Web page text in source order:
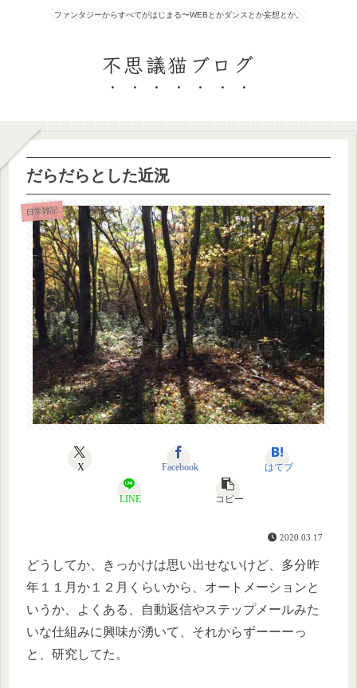
ファンタジーからすべてがはじまる〜WEBとかダンスとか妄想とか。
不思議猫ブログ
だらだらとした近況
日常雑記
X Facebook はてブ
LINE コピー
2020.03.17
どうしてか、きっかけは思い出せないけど、多分昨
年１１月か１２月くらいから、オートメーションと
いうか、よくある、自動返信やステップメールみた
いな仕組みに興味が湧いて、それからずーーーっ
と、研究してた。